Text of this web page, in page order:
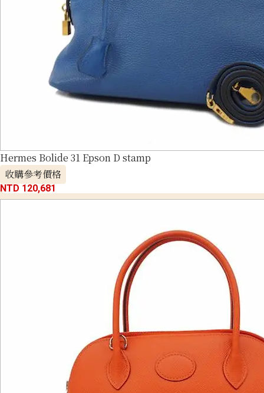
Hermes Bolide 31 Epson D stamp
收購參考價格
NTD 120,681